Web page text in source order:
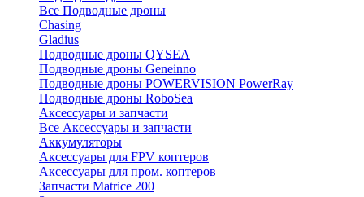
Все Подводные дроны
Chasing
Gladius
Подводные дроны QYSEA
Подводные дроны Geneinno
Подводные дроны POWERVISION PowerRay
Подводные дроны RoboSea
Аксессуары и запчасти
Все Аксессуары и запчасти
Аккумуляторы
Аксессуары для FPV коптеров
Аксессуары для пром. коптеров
Запчасти Matrice 200